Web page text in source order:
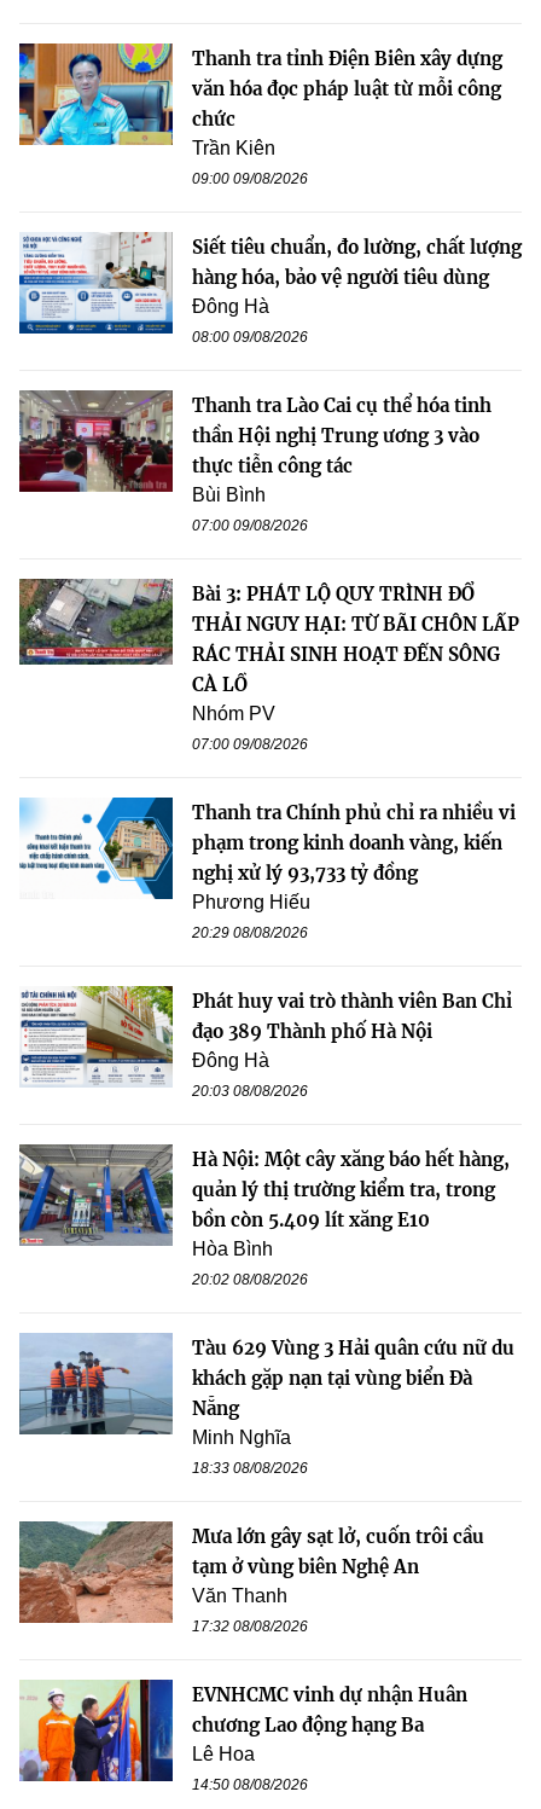
Thanh tra tỉnh Điện Biên xây dựng
văn hóa đọc pháp luật từ mỗi công
chức
Trần Kiên
09:00 09/08/2026
Siết tiêu chuẩn, đo lường, chất lượng
hàng hóa, bảo vệ người tiêu dùng
Đông Hà
08:00 09/08/2026
Thanh tra Lào Cai cụ thể hóa tinh
thần Hội nghị Trung ương 3 vào
thực tiễn công tác
Bùi Bình
07:00 09/08/2026
Bài 3: PHÁT LỘ QUY TRÌNH ĐỔ
THẢI NGUY HẠI: TỪ BÃI CHÔN LẤP
RÁC THẢI SINH HOẠT ĐẾN SÔNG
CÀ LỒ
Nhóm PV
07:00 09/08/2026
Thanh tra Chính phủ chỉ ra nhiều vi
phạm trong kinh doanh vàng, kiến
nghị xử lý 93,733 tỷ đồng
Phương Hiếu
20:29 08/08/2026
Phát huy vai trò thành viên Ban Chỉ
đạo 389 Thành phố Hà Nội
Đông Hà
20:03 08/08/2026
Hà Nội: Một cây xăng báo hết hàng,
quản lý thị trường kiểm tra, trong
bồn còn 5.409 lít xăng E10
Hòa Bình
20:02 08/08/2026
Tàu 629 Vùng 3 Hải quân cứu nữ du
khách gặp nạn tại vùng biển Đà
Nẵng
Minh Nghĩa
18:33 08/08/2026
Mưa lớn gây sạt lở, cuốn trôi cầu
tạm ở vùng biên Nghệ An
Văn Thanh
17:32 08/08/2026
EVNHCMC vinh dự nhận Huân
chương Lao động hạng Ba
Lê Hoa
14:50 08/08/2026